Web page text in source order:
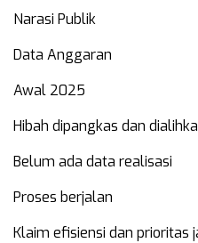
Narasi Publik
Data Anggaran
Awal 2025
Hibah dipangkas dan
Belum ada data realisasi
Proses berjalan
Klaim efisiensi dan prioritas